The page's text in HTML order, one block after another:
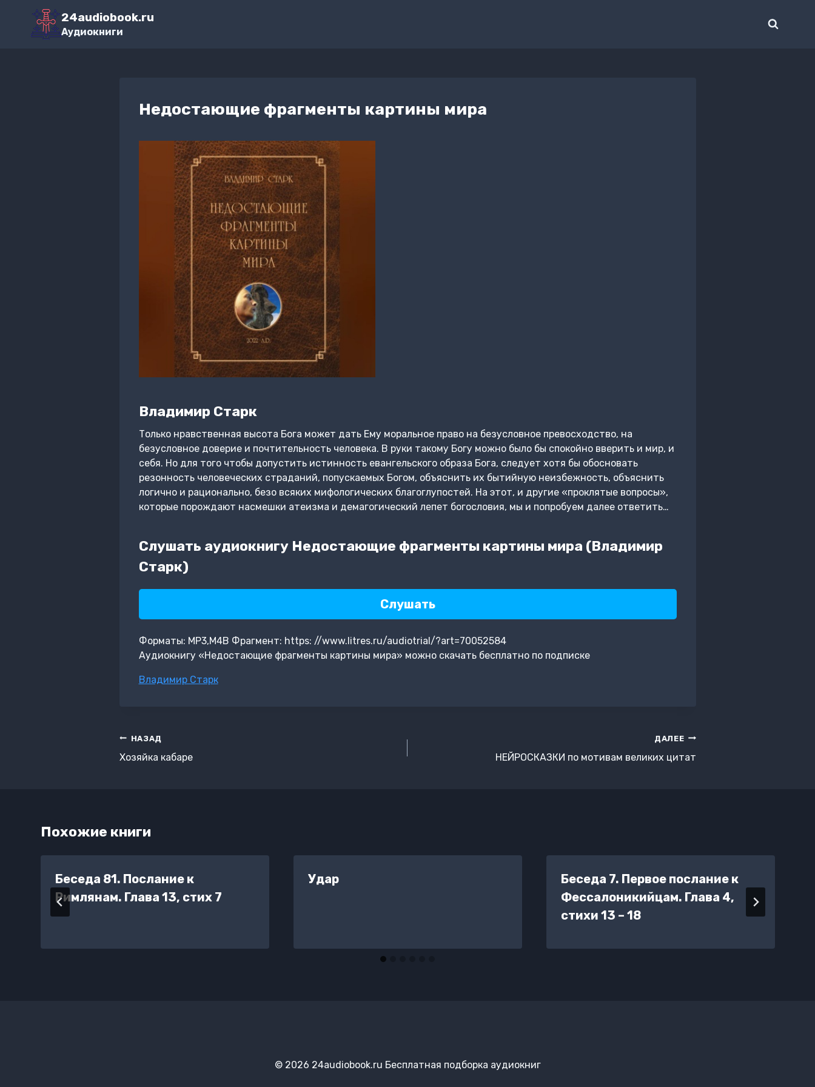
Перейти
содержимому
24audiobook.ru
Аудиокниги
Недостающие фрагменты картины мира
Владимир Старк
Только нравственная высота Бога может дать Ему моральное право на безусловное превосходство, на
безусловное доверие и почтительность человека. В руки такому Богу можно было бы спокойно вверить и мир, и
себя. Но для того чтобы допустить истинность евангельского образа Бога, следует хотя бы обосновать
резонность человеческих страданий, попускаемых Богом, объяснить их бытийную неизбежность, объяснить
логично и рационально, безо всяких мифологических благоглупостей. На этот, и другие «проклятые вопросы»,
которые порождают насмешки атеизма и демагогический лепет богословия, мы и попробуем далее ответить…
Слушать аудиокнигу Недостающие фрагменты картины мира (Владимир
Старк)
Слушать
Форматы: MP3,M4B Фрагмент: https: //www.litres.ru/audiotrial/?art=70052584
Аудиокнигу «Недостающие фрагменты картины мира» можно скачать бесплатно по подписке
Метки
Владимир Старк
Навигация
по
НАЗАД
Хозяйка кабаре
ДАЛЕЕ
НЕЙРОСКАЗКИ по мотивам великих цитат
Похожие книги
Беседа 81. Послание к
Римлянам. Глава 13, стих 7
Удар
Беседа 7. Первое послание к
Фессалоникийцам. Глава 4,
стихи 13 – 18
© 2026 24audiobook.ru Бесплатная подборка аудиокниг